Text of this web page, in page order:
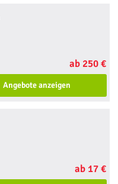
ab 250 €
Angebote anzeigen
ab 17 €